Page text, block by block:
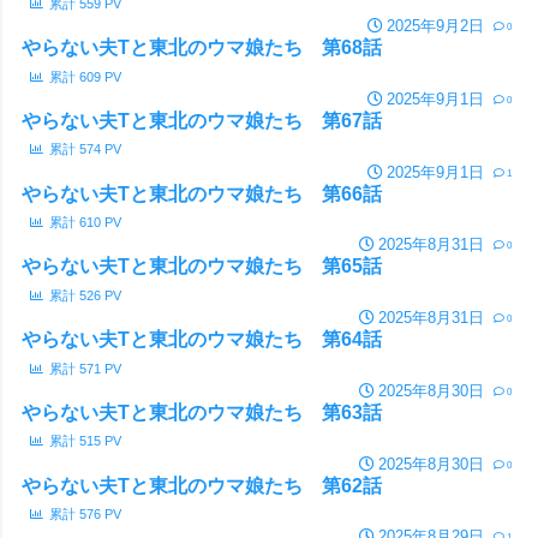
累計 559 PV
2025年9月2日 0
やらない夫Tと東北のウマ娘たち 第68話
累計 609 PV
2025年9月1日 0
やらない夫Tと東北のウマ娘たち 第67話
累計 574 PV
2025年9月1日 1
やらない夫Tと東北のウマ娘たち 第66話
累計 610 PV
2025年8月31日 0
やらない夫Tと東北のウマ娘たち 第65話
累計 526 PV
2025年8月31日 0
やらない夫Tと東北のウマ娘たち 第64話
累計 571 PV
2025年8月30日 0
やらない夫Tと東北のウマ娘たち 第63話
累計 515 PV
2025年8月30日 0
やらない夫Tと東北のウマ娘たち 第62話
累計 576 PV